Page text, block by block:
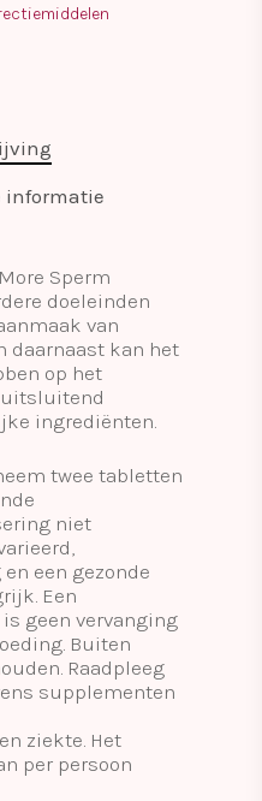
informatie
Sperm
doeleinden
van
daarnaast kan het
op het
uitsluitend
ingrediënten.
twee tabletten
niet
een gezonde
Een
geen vervanging
Buiten
Raadpleeg
supplementen
ziekte. Het
per persoon